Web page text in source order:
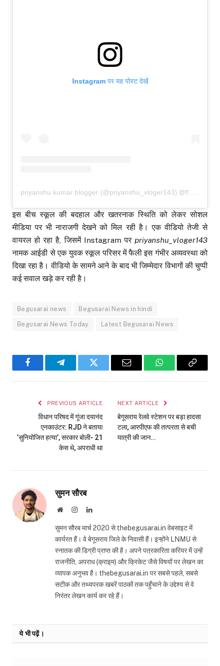
Instagram पर यह पोस्ट देखें
इस बीच स्कूल की बदहाल और खतरनाक स्थिति को लेकर सोशल
मीडिया पर भी नाराजगी देखने को मिल रही है। एक वीडियो तेजी से
वायरल हो रहा है, जिसमें Instagram पर priyanshu_vloger143
नामक आईडी से एक युवक स्कूल परिसर में फैली इस गंभीर अव्यवस्था को
दिखा रहा है। वीडियो के सामने आने के बाद भी जिम्मेदार विभागों की चुप्पी
कई सवाल खड़े कर रही है।
Begusarai news Begusarai News in hindi
Begusarai News Today Latest Begusarai News
FacebookTelegramTwitter Email WhatsAppCopy
PREVIOUS ARTICLE
विधान परिषद में गूंजा दयानंद
एनकाउंटर: RJD ने बताया
‘सुनियोजित हत्या’, सरकार बोली- 21
केस थे, अपराधी था
NEXT ARTICLE
बेगूसराय रेलवे स्टेशन पर बड़ा हादसा
टला, आरपीएफ की तत्परता से बची
यात्री की जान…
सुमन सौरब
WebsiteInstagramLinkedIn
सुमन सौरब मार्च 2020 से thebegusarai.in वेबसाइट में
कार्यरत हैं। वे बेगूसराय जिले के निवासी हैं। इन्होंने LNMU से
स्नातक की डिग्री प्राप्त की है। अपने पत्रकारिता करियर में उन्हें
राजनीति, अपराध (क्राइम) और क्रिकेट जैसे विषयों पर लेखन का
व्यापक अनुभव है। thebegusarai.in पर सबसे पहले, सबसे
सटीक और तथ्यपरक खबरें पाठकों तक पहुँचाने के उद्देश्य से वे
निरंतर लेखन कार्य कर रहे हैं।
ये भी पढ़ें।